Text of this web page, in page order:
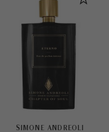
SIMONE ANDREOLI